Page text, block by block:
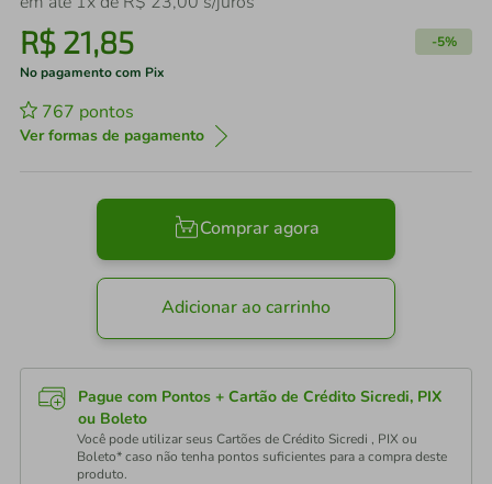
R$ 21,85 -5%
No pagamento com Pix
767 pontos
Ver formas de pagamento
Comprar agora
Adicionar ao carrinho
Pague com Pontos + Cartão de Crédito Sicredi, PIX
ou Boleto
Você pode utilizar seus Cartões de Crédito Sicredi , PIX ou
Boleto* caso não tenha pontos suficientes para a compra deste
produto.